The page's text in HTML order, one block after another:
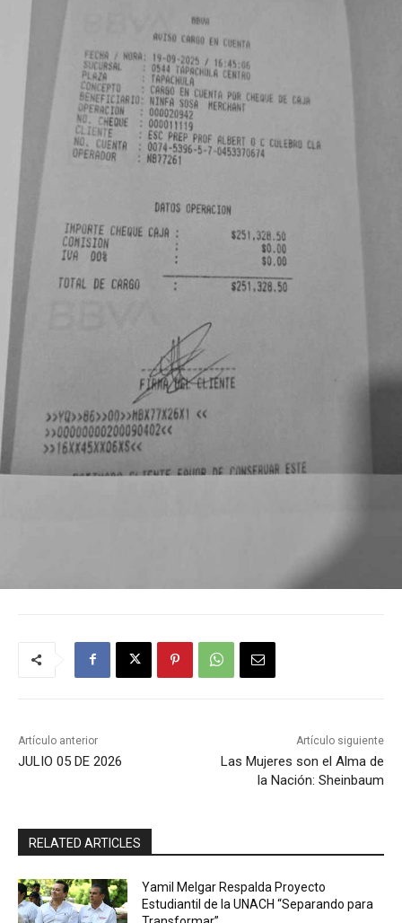
Artículo anterior
JULIO 05 DE 2026
Artículo siguiente
Las Mujeres son el Alma de
la Nación: Sheinbaum
RELATED ARTICLES
Yamil Melgar Respalda Proyecto
Estudiantil de la UNACH “Separando para